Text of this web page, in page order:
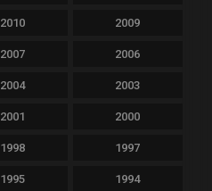
2010 2009
2007 2006
2004 2003
2001 2000
1998 1997
1995 1994